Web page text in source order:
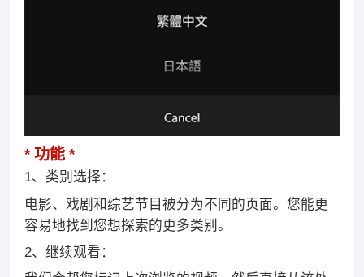
功能
1、类别选择：
电影、戏剧和综艺节目被分为不同的页面。您能更
容易地找到您想探索的更多类别。
2、继续观看：